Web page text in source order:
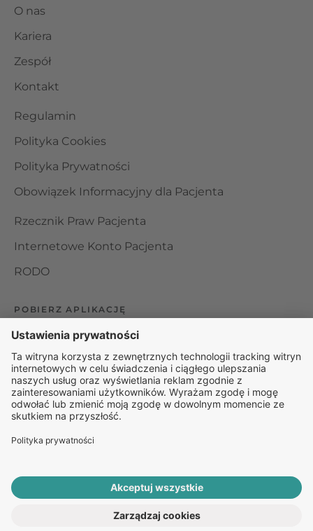
ROZPOCZNIJ E-KONSULTACJĘ
O nas
Kariera
Zespół
Kontakt
Regulamin
Polityka Cookies
Polityka Prywatności
Obowiązek Informacyjny dla Pacjenta
Rzecznik Praw Pacjenta
Internetowe Konto Pacjenta
RODO
POBIERZ APLIKACJĘ
Organizator udzielania świadczeń telemedycznych jest
podmiotem leczniczym w rozumieniu ustawy z dnia 15
kwietnia 2011 roku o działalności leczniczej, wpisanym do
rejestru podmiotów wykonujących działalność leczniczą pod
numerem: 000000229172.